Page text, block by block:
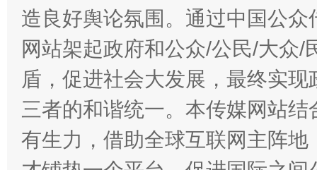
造良好舆论氛围。通过中国公
网站架起政府和公众/公民/大众
盾，促进社会大发展，最终实
三者的和谐统一。本传媒网站
有生力，借助全球互联网主阵